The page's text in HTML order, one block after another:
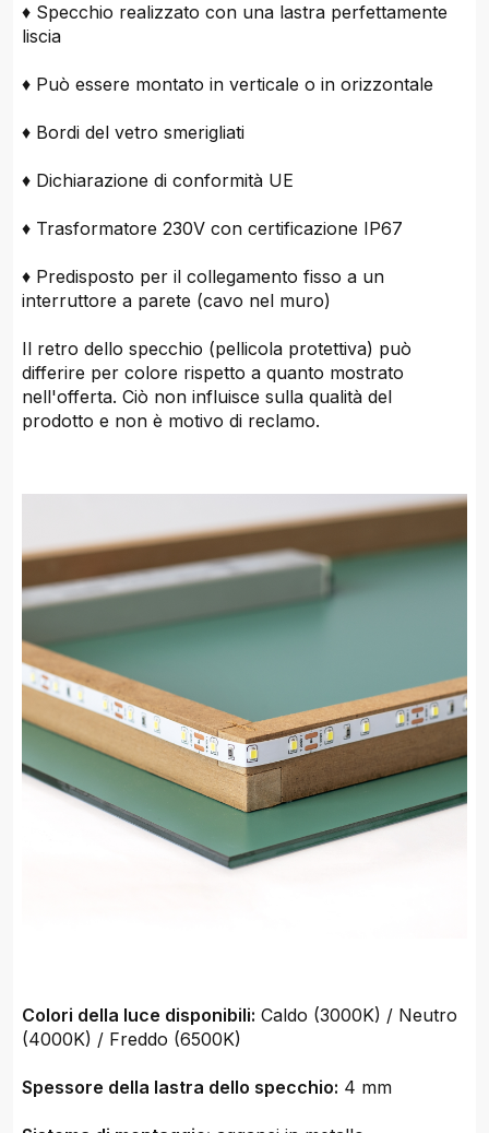
♦ Specchio realizzato con una lastra perfettamente
liscia
♦ Può essere montato in verticale o in orizzontale
♦ Bordi del vetro smerigliati
♦ Dichiarazione di conformità UE
♦ Trasformatore 230V con certificazione IP67
♦ Predisposto per il collegamento fisso a un
interruttore a parete (cavo nel muro)
Il retro dello specchio (pellicola protettiva) può
differire per colore rispetto a quanto mostrato
nell'offerta. Ciò non influisce sulla qualità del
prodotto e non è motivo di reclamo.
Colori della luce disponibili: Caldo (3000K) / Neutro
(4000K) / Freddo (6500K)
Spessore della lastra dello specchio: 4 mm